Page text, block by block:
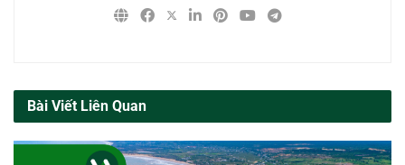
Bài Viết Liên Quan